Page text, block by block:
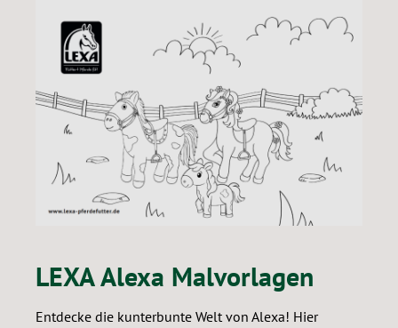
LEXA Alexa Malvorlagen
Entdecke die kunterbunte Welt von Alexa! Hier